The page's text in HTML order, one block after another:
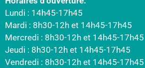
Lundi : 14h45-17h45
Mardi : 8h30-12h et 14h45-17h45
Mercredi : 8h30-12h et 14h45-17h45
Jeudi : 8h30-12h et 14h45-17h45
Vendredi : 8h30-12h et 14h45-17h45